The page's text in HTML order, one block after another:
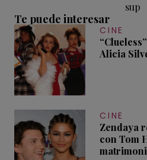
sup
Te puede interesar
CINE
Alicia
CINE
Zendaya
con Tom